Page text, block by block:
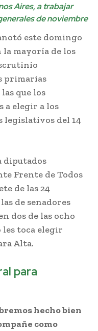
Aires, a trabajar
de noviembre
este domingo
mayoría de los
primarias
que los
a elegir a los
legislativos del 14
diputados
Frente de Todos
de las 24
de senadores
dos de las ocho
les toca elegir
Alta.
para
hecho bien
como